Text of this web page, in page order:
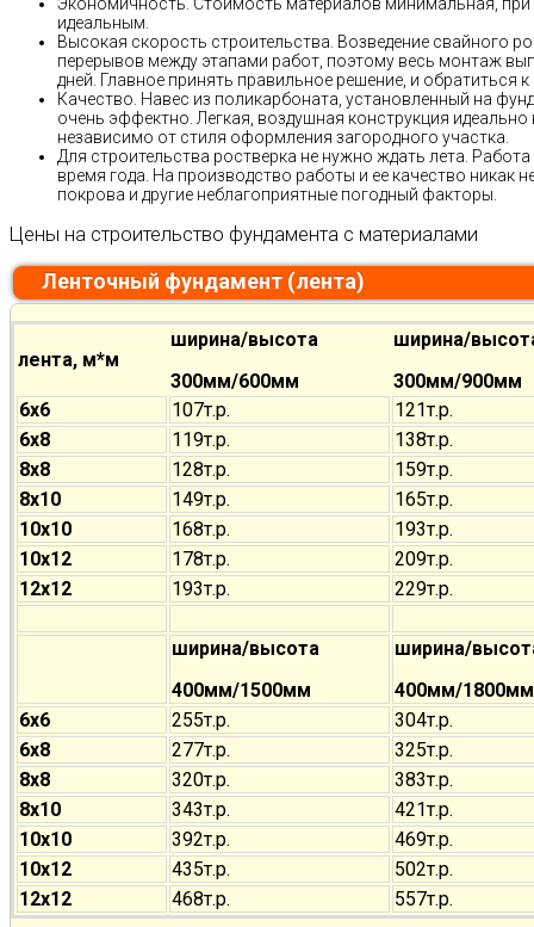
идеальным.
Высокая скорость строительства. Возведение свайного
перерывов между этапами работ, поэтому весь монтаж
дней. Главное принять правильное решение, и обратиться
Качество. Навес из поликарбоната, установленный на
очень эффектно. Легкая, воздушная конструкция
независимо от стиля оформления загородного участка.
Для строительства ростверка не нужно ждать лета.
время года. На производство работы и ее качество никак
покрова и другие неблагоприятные погодный факторы.
Цены на строительство фундамента с материалами
Ленточный фундамент (лента)
лента, м*м
ширина/высота
300мм/600мм
ширина/
300мм/900мм
6х6
107т.р.
121т.р.
6х8
119т.р.
138т.р.
8х8
128т.р.
159т.р.
8х10
149т.р.
165т.р.
10х10
168т.р.
193т.р.
10х12
178т.р.
209т.р.
12х12
193т.р. 229т.р.
ширина/высота
400мм/1500мм
ширина/
400мм/1800мм
6х6
255т.р.
304т.р.
6х8
277т.р.
325т.р.
8х8
320т.р.
383т.р.
8х10
343т.р.
421т.р.
10х10
392т.р.
469т.р.
10х12
435т.р.
502т.р.
12х12
468т.р. 557т.р.